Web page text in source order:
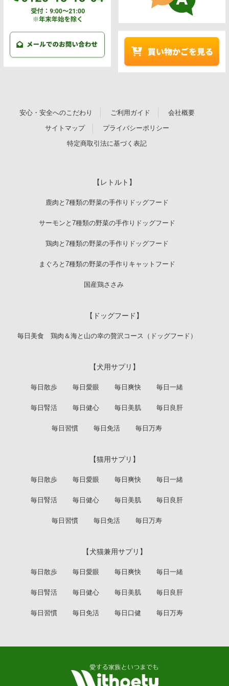
安心・安全へのこだわり ご利用ガイド
会社概要
サイトマップ
プライバシーポリシー
特定商取引法に基づく表記
【レトルト】
鹿肉と7種類の野菜の手作りドッグフード
サーモンと7種類の野菜の手作りドッグフード
鶏肉と7種類の野菜の手作りドッグフード
まぐろと7種類の野菜の手作りキャットフード
国産鶏ささみ
【ドッグフード】
毎日美食 鶏肉＆海と山の幸の贅沢コース（ドッグフード）
【犬用サプリ】
毎日散歩 毎日愛眼 毎日爽快 毎日一緒
毎日腎活 毎日健心 毎日美肌 毎日良肝
毎日習慣 毎日免活 毎日万寿
【猫用サプリ】
毎日散歩 毎日愛眼 毎日爽快 毎日一緒
毎日腎活 毎日健心 毎日美肌 毎日良肝
毎日習慣 毎日免活 毎日万寿
【犬猫兼用サプリ】
毎日散歩 毎日愛眼 毎日爽快 毎日一緒
毎日腎活 毎日健心 毎日美肌 毎日良肝
毎日習慣 毎日免活 毎日口健 毎日万寿